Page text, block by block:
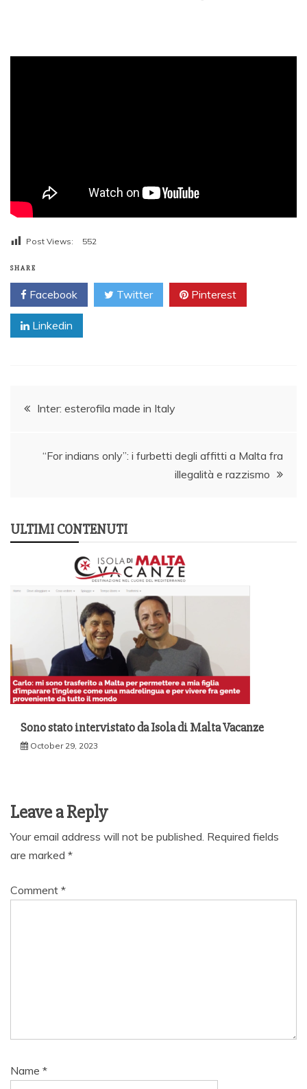
Post Views: 552
SHARE
Facebook Twitter Pinterest
Linkedin
PostInter: esterofila made in Italy
“For indians only”: i furbetti degli affitti a Malta fra
illegalità e razzismo
ULTIMI CONTENUTI
Sono stato intervistato da Isola di Malta Vacanze
October 29, 2023
Leave a Reply
Your email address will not be published. Required fields
are marked *
Comment *
Name *